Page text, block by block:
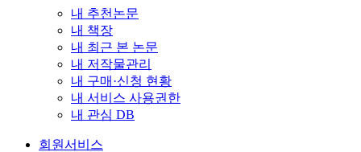
내 추천논문
내 책장
내 최근 본 논문
내 저작물관리
내 구매·신청 현황
내 서비스 사용권한
내 관심 DB
회원서비스